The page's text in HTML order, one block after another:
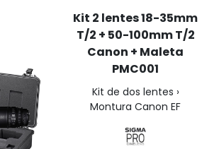
Kit 2 lentes 18-35mm
T/2 + 50-100mm T/2
Canon + Maleta
PMC001
Kit de dos lentes ›
Montura Canon EF